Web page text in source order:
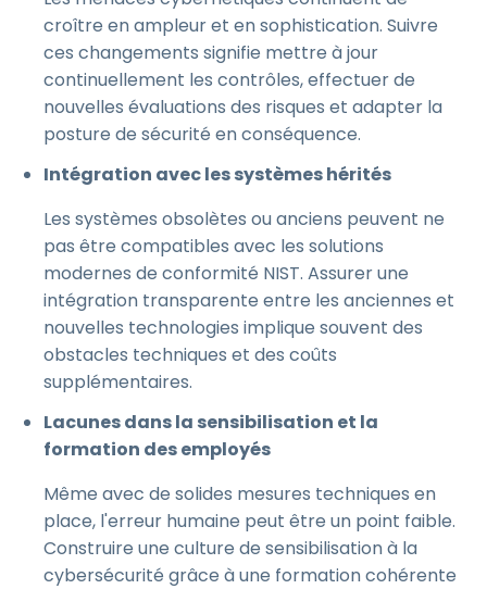
croître en ampleur et en sophistication. Suivre
ces changements signifie mettre à jour
continuellement les contrôles, effectuer de
nouvelles évaluations des risques et adapter la
posture de sécurité en conséquence.
Intégration avec les systèmes hérités
Les systèmes obsolètes ou anciens peuvent ne
pas être compatibles avec les solutions
modernes de conformité NIST. Assurer une
intégration transparente entre les anciennes et
nouvelles technologies implique souvent des
obstacles techniques et des coûts
supplémentaires.
Lacunes dans la sensibilisation et la
formation des employés
Même avec de solides mesures techniques en
place, l'erreur humaine peut être un point faible.
Construire une culture de sensibilisation à la
cybersécurité grâce à une formation cohérente